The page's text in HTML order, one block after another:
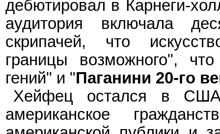
дебютировал в Карнеги-
аудитория включала
скрипачей, что
границы возможного",
гений" и "Паганини 20-го
Хейфец остался в
американское